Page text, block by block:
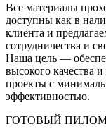
Все материалы
доступны как в
клиента и
сотрудничества и
Наша цель —
высокого качества
проекты с
эффективностью.
ГОТОВЫЙ